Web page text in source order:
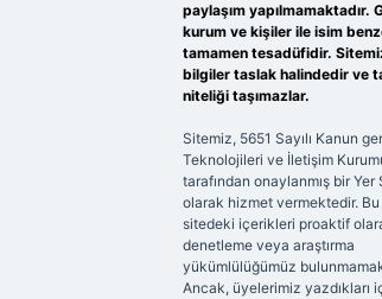
paylaşım yapılmamaktadır.
kurum ve kişiler ile isim
tamamen tesadüfidir.
bilgiler taslak halindedir ve
niteliği taşımazlar.
Sitemiz, 5651 Sayılı Kanun
Teknolojileri ve İletişim
tarafından onaylanmış bir Yer
olarak hizmet vermektedir.
sitedeki içerikleri proaktif
denetleme veya araştırma
yükümlülüğümüz
Ancak, üyelerimiz yazdıkları